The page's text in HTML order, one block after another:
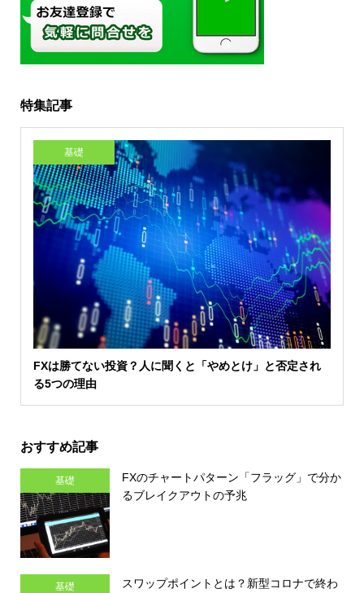
特集記事
基礎
FXは勝てない投資？人に聞くと「やめとけ」と否定され
る5つの理由
おすすめ記事
基礎
FXのチャートパターン「フラッグ」で分か
るブレイクアウトの予兆
基礎
スワップポイントとは？新型コロナで終わ